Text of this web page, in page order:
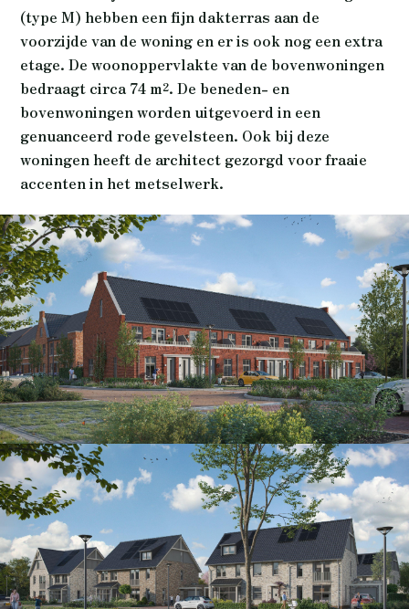
(type M) hebben een fijn dakterras aan de
voorzijde van de woning en er is ook nog een extra
etage. De woonoppervlakte van de bovenwoningen
bedraagt circa 74 m². De beneden- en
bovenwoningen worden uitgevoerd in een
genuanceerd rode gevelsteen. Ook bij deze
woningen heeft de architect gezorgd voor fraaie
accenten in het metselwerk.